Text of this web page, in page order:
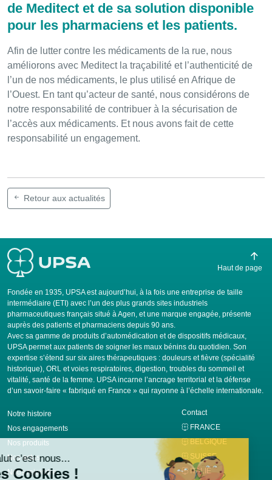
de Meditect et de sa solution disponible
pour les pharmaciens et les patients.
Afin de lutter contre les médicaments de la rue, nous
améliorons avec Meditect la traçabilité et l’authenticité de
l’un de nos médicaments, le plus utilisé en Afrique de
l’Ouest. En tant qu’acteur de santé, nous considérons de
notre responsabilité de contribuer à la sécurisation de
l’accès aux médicaments. Et nous avons fait de cette
responsabilité un engagement.
Retour aux actualités
Fondée en 1935, UPSA est aujourd’hui, à la fois une entreprise de taille
intermédiaire (ETI) avec l’un des plus grands sites industriels
pharmaceutiques français situé à Agen, et une marque engagée, présente
auprès des patients et pharmaciens depuis 90 ans.
Avec sa gamme de produits d’automédication et de dispositifs médicaux,
UPSA permet aux patients de soigner les maux bénins du quotidien. Son
expertise s’étend sur six aires thérapeutiques : douleurs et fièvre (spécialité
historique), ORL et voies respiratoires, digestion, troubles du sommeil et
vitalité, santé de la femme. UPSA incarne l’ancrage territorial et la défense
d’un savoir-faire « fabriqué en France » qui rayonne à l’échelle internationale.
Notre histoire
Nos engagements
Nos produits
Nos actus
Nous rejoindre
Contact
FRANCE
BELGIQUE
SUISSE
ITALIE
Haut de page